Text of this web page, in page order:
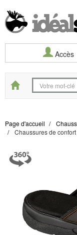
Accès
Start
Page d'accueil
Chaussures de